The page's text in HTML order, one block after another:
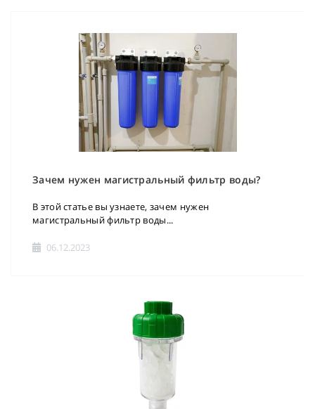
Зачем нужен магистральный фильтр воды?
В этой статье вы узнаете, зачем нужен
магистральный фильтр воды...
06.12.2023